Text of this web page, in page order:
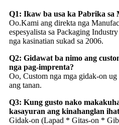
Q1: Ikaw ba usa ka Pabrika sa
Oo.Kami ang direkta nga
espesyalista sa Packaging
nga kasinatian sukad sa 2006.
Q2: Gidawat ba nimo ang
nga pag-imprenta?
Oo, Custom nga mga gidak-on
ang tanan.
Q3: Kung gusto nako
kasayuran ang kinahanglan
Gidak-on (Lapad * Gitas-on *